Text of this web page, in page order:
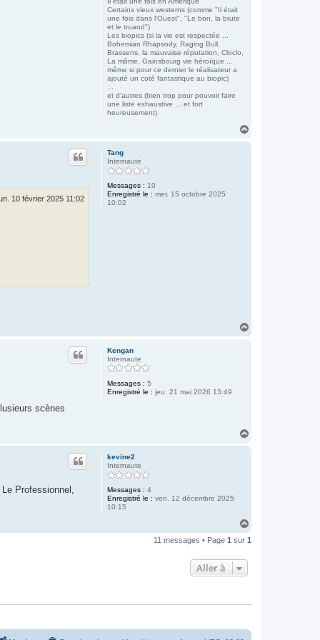
Certains vieux westerns (comme "Il était
une fois dans l'Ouest", "Le bon, la brute
et le truand")
Les biopics (si la vie est respectée ...
Bohemian Rhapsody, Raging Bull,
Brassens, la mauvaise réputation, Cloclo,
La môme, Gainsbourg vie héroïque ...
même si pour ce dernier le réalisateur a
ajouté un coté fantastique au biopic)
...
et d'autres (bien trop pour pouvoir faire
une liste exhaustive ... et fort
heureusement)
Tang
Internaute
Messages : 10
Enregistré le : mer. 15 octobre 2025
10:02
10 février 2025 11:02
Kengan
Internaute
Messages : 5
Enregistré le : jeu. 21 mai 2026 13:49
scènes
kevine2
Internaute
Messages : 4
Enregistré le : ven. 12 décembre 2025
10:15
Professionnel,
u
11 messages • Page 1 sur 1
Aller à